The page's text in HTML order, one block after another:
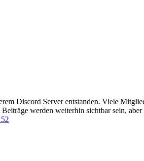
Discord Server entstanden. Viele
werden weiterhin sichtbar sein,